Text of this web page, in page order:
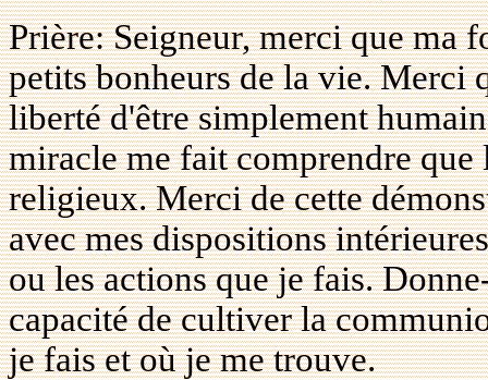
Prière: Seigneur, merci que ma
petits bonheurs de la vie. Merci
liberté d'être simplement
miracle me fait comprendre
religieux. Merci de cette
avec mes dispositions
ou les actions que je fais.
capacité de cultiver la
je fais et où je me trouve.